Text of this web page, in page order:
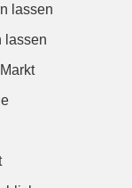
lassen
lassen